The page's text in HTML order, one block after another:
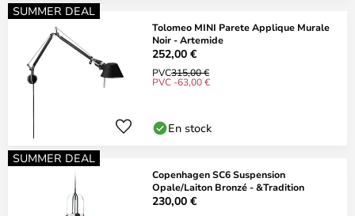
SUMMER DEAL
Tolomeo MINI Parete Applique Murale
Noir - Artemide
252,00 €
PVC315,00 €
PVC -63,00 €
En stock
SUMMER DEAL
Copenhagen SC6 Suspension
Opale/Laiton Bronzé - &Tradition
230,00 €